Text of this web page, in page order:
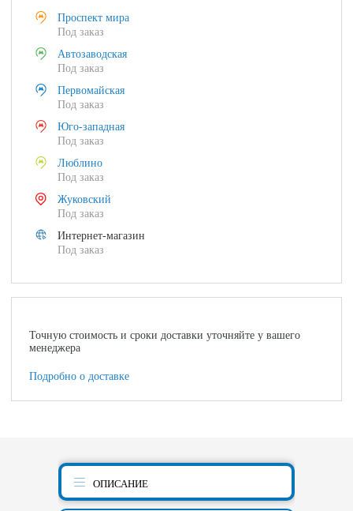
Проспект мира
Под заказ
Автозаводская
Под заказ
Первомайская
Под заказ
Юго-западная
Под заказ
Люблино
Под заказ
Жуковский
Под заказ
Интернет-магазин
Под заказ
Точную стоимость и сроки доставки уточняйте у вашего
менеджера
Подробно о доставке
ОПИСАНИЕ